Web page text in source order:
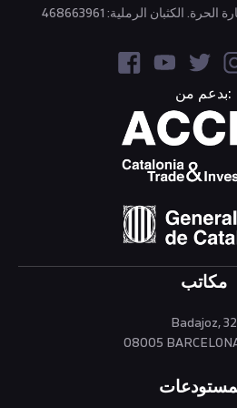
الكثبان الرملية: 468663961
بدعم من:
مكاتب
Badajoz, 32
08005